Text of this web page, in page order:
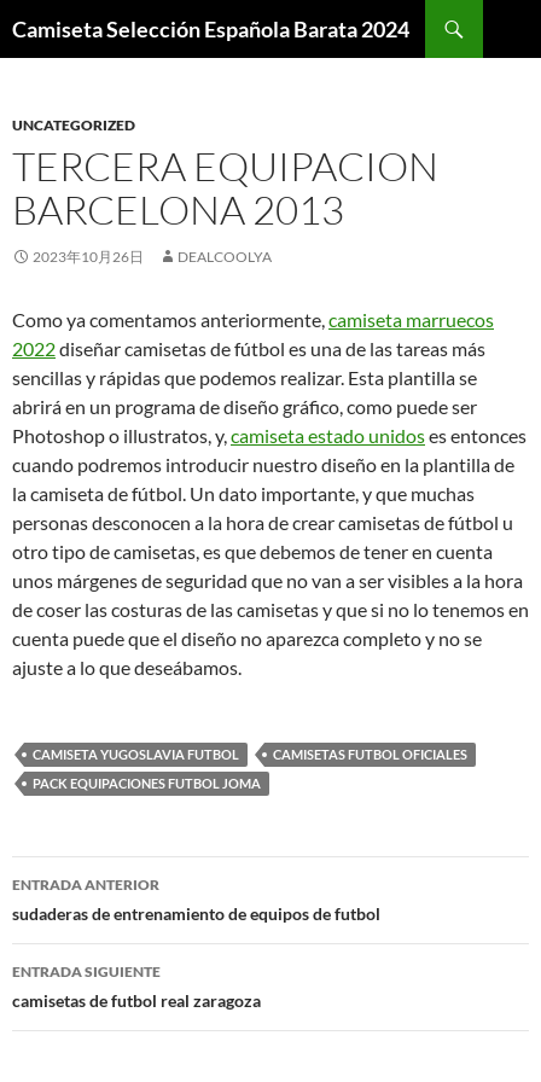
Camiseta Selección Española Barata 2024
UNCATEGORIZED
TERCERA EQUIPACION
BARCELONA 2013
2023年10月26日 DEALCOOLYA
Como ya comentamos anteriormente,camiseta marruecos
2022diseñar camisetas de fútbol es una de las tareas más
sencillas y rápidas que podemos realizar. Esta plantilla se
abrirá en un programa de diseño gráfico, como puede ser
Photoshop o illustratos, y,camiseta estado unidoses entonces
cuando podremos introducir nuestro diseño en la plantilla de
la camiseta de fútbol. Un dato importante, y que muchas
personas desconocen a la hora de crear camisetas de fútbol u
otro tipo de camisetas, es que debemos de tener en cuenta
unos márgenes de seguridad que no van a ser visibles a la hora
de coser las costuras de las camisetas y que si no lo tenemos en
cuenta puede que el diseño no aparezca completo y no se
ajuste a lo que deseábamos.
CAMISETA YUGOSLAVIA FUTBOL
CAMISETAS FUTBOL OFICIALES
PACK EQUIPACIONES FUTBOL JOMA
Navegación
de
entradas
ENTRADA ANTERIOR
sudaderas de entrenamiento de equipos de futbol
ENTRADA SIGUIENTE
camisetas de futbol real zaragoza